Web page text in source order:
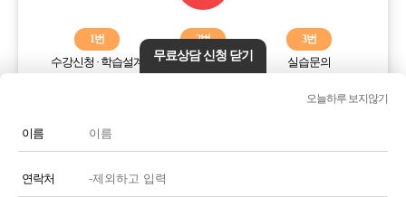
나. 기술상 장애가 있는 경우
다. 기타 회사가 필요하다고 인정되는 경우
나. 다른 사람의 명의를 사용하여 신청한 경우
라. 사회의 안녕 또는 미풍양속을 저해할 목적으로 신청한 경우
1번
수강신청 · 학습설계
2번
학습오류해결
3번
실습문의
전화번호 또는 전화기 모양 아이콘을 클릭하시면 전화통화가
무료상담 신청 닫기
오늘하루 보지않기
이름
연락처